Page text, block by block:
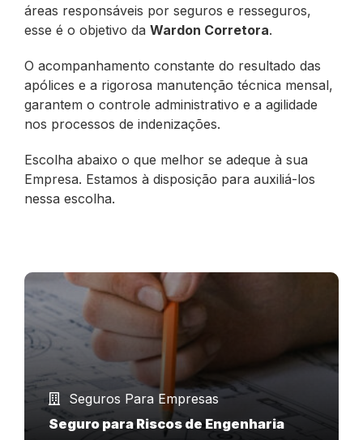
áreas responsáveis por seguros e resseguros,
esse é o objetivo da Wardon Corretora.
O acompanhamento constante do resultado das
apólices e a rigorosa manutenção técnica mensal,
garantem o controle administrativo e a agilidade
nos processos de indenizações.
Escolha abaixo o que melhor se adeque à sua
Empresa. Estamos à disposição para auxiliá-los
nessa escolha.
Seguros Para Empresas
Seguro para Riscos de Engenharia